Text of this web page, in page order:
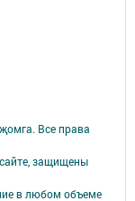
Все права
защищены
в любом объеме